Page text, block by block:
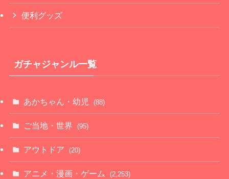
便利グッズ
ガチャジャンル一覧
あかちゃん・幼児 (88)
ご当地・世界 (95)
アウトドア (20)
アニメ・漫画・ゲーム (2,253)